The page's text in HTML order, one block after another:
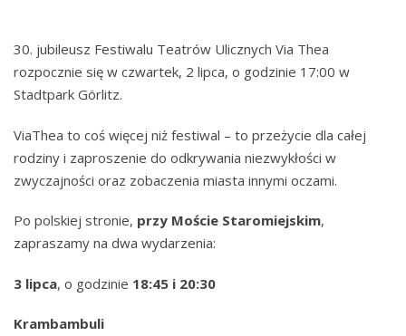
30. jubileusz Festiwalu Teatrów Ulicznych Via Thea
rozpocznie się w czwartek, 2 lipca, o godzinie 17:00 w
Stadtpark Görlitz.
ViaThea to coś więcej niż festiwal – to przeżycie dla całej
rodziny i zaproszenie do odkrywania niezwykłości w
zwyczajności oraz zobaczenia miasta innymi oczami.
Po polskiej stronie, przy Moście Staromiejskim,
zapraszamy na dwa wydarzenia:
3 lipca, o godzinie 18:45 i 20:30
Krambambuli